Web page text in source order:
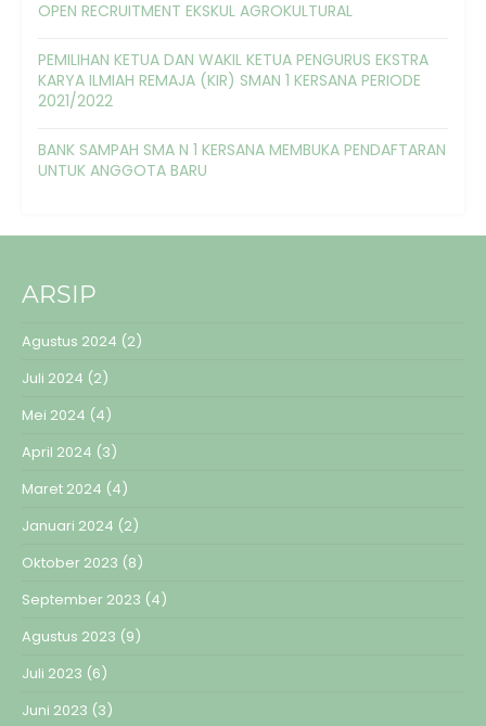
OPEN RECRUITMENT EKSKUL AGROKULTURAL
PEMILIHAN KETUA DAN WAKIL KETUA PENGURUS EKSTRA
KARYA ILMIAH REMAJA (KIR) SMAN 1 KERSANA PERIODE
2021/2022
BANK SAMPAH SMA N 1 KERSANA MEMBUKA PENDAFTARAN
UNTUK ANGGOTA BARU
ARSIP
Agustus 2024 (2)
Juli 2024 (2)
Mei 2024 (4)
April 2024 (3)
Maret 2024 (4)
Januari 2024 (2)
Oktober 2023 (8)
September 2023 (4)
Agustus 2023 (9)
Juli 2023 (6)
Juni 2023 (3)